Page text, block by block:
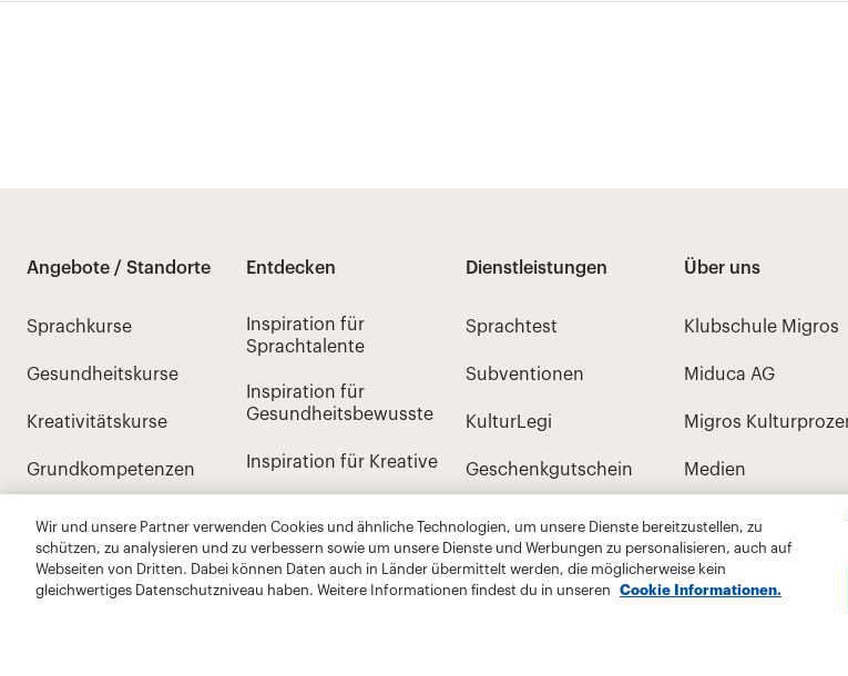
Wir und unsere Partner verwenden Cookies und ähnliche Technologien, um unsere Dienste bereitzustellen, zu
schützen, zu analysieren und zu verbessern sowie um unsere Dienste und Werbungen zu personalisieren, auch auf
Webseiten von Dritten. Dabei können Daten auch in Länder übermittelt werden, die möglicherweise kein
gleichwertiges Datenschutzniveau haben. Weitere Informationen findest du in unseren
Cookie Informationen.